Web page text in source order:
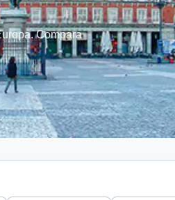
Compara